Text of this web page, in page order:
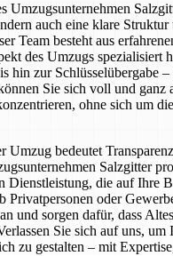
Umzugsunternehmen
auch eine klare
Team besteht aus
des Umzugs spezialisiert
hin zur Schlüsselübergabe
Sie sich voll und ganz
ohne sich um
Umzug bedeutet
Salzgitter
Dienstleistung, die auf Ihre
Privatpersonen oder
und sorgen dafür, dass
Sie sich auf uns, um
zu gestalten – mit